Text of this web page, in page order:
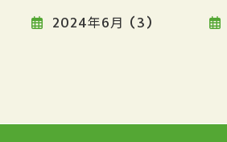
2024年6月 (3)